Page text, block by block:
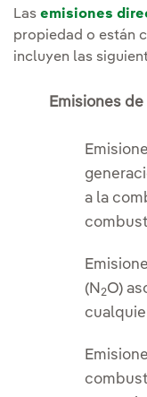
Las emisiones
propiedad o están
incluyen las
Emisiones
a la
(N 2O)